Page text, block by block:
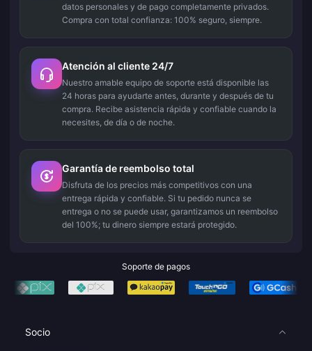
datos personales y de pago completamente privados.
Compra con total confianza: 100% seguro, siempre.
Atención al cliente 24/7
Nuestro amable equipo de soporte está disponible las
24 horas para ayudarte antes, durante y después de tu
compra. Recibe asistencia rápida y confiable cuando la
necesites, de día o de noche.
Garantía de reembolso total
Disfruta de los precios más competitivos con una
entrega rápida y confiable. Si tu pedido nunca se
entrega o no se puede usar, garantizamos un reembolso
del 100%; tu dinero siempre estará protegido.
Soporte de pagos
Socio